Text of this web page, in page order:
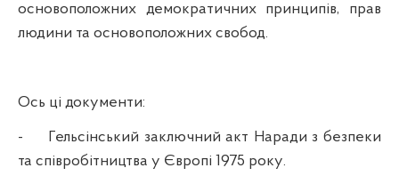
основоположних демократичних принципів, прав
людини та основоположних свобод.
Ось ці документи:
-
Гельсінський заключний акт Наради з безпеки
та співробітництва у Європі 1975 року.